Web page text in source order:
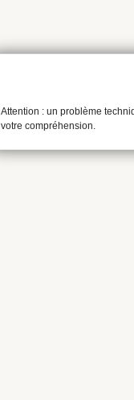
Attention : un problème
votre compréhension.